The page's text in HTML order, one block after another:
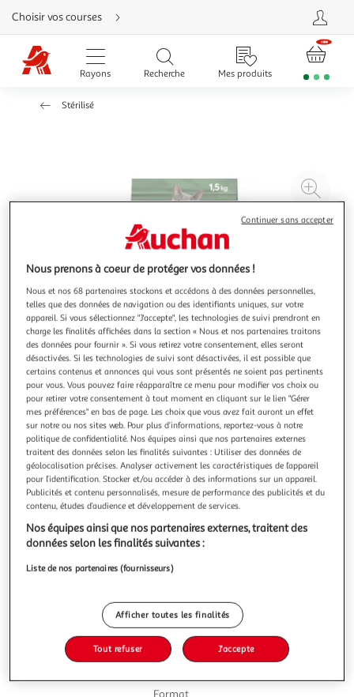
Aller
directement
au
contenu
Aller
directement
Aller
Choisir vos courses
Rayons Recherche Mes produits
Stérilisé
à
4.5 (33)
ULTIMA
Croquettes au poulet pour chat stérilisé
Les chats stérilisés peuvent prendre du poids et ont
tendance à avoir un système urinaire plus sensible. Nos
haute qualité adaptées à leurs besoins nutritionnels.
1,5kg
Vous voulez connaître le prix de ce produit ?
Format
Nous prenons à coeur de protéger vos données !
Nous et nos 68 partenaires stockons et accédons à des données personnelles,
telles que des données de navigation ou des identifiants uniques, sur votre
appareil. Si vous sélectionnez "J'accepte", les technologies de suivi prendront en
charge les finalités affichées dans la section « Nous et nos partenaires traitons
des données pour fournir ». Si vous retirez votre consentement, elles seront
désactivées. Si les technologies de suivi sont désactivées, il est possible que
certains contenus et annonces qui vous sont présentés ne soient pas pertinents
pour vous. Vous pouvez faire réapparaître ce menu pour modifier vos choix ou
pour retirer votre consentement à tout moment en cliquant sur le lien "Gérer
mes préférences" en bas de page. Les choix que vous avez fait auront un effet
sur notre ou nos sites web. Pour plus d’informations, reportez-vous à notre
politique de confidentialité. Nos équipes ainsi que nos partenaires externes
traitent des données selon les finalités suivantes : Utiliser des données de
géolocalisation précises. Analyser activement les caractéristiques de l’appareil
pour l’identification. Stocker et/ou accéder à des informations sur un appareil.
Publicités et contenu personnalisés, mesure de performance des publicités et du
contenu, études d’audience et développement de services.
Nos équipes ainsi que nos partenaires externes, traitent des
données selon les finalités suivantes :
Liste de nos partenaires (fournisseurs)
Afficher toutes les finalités
Tout refuser J'accepte
Continuer sans accepter